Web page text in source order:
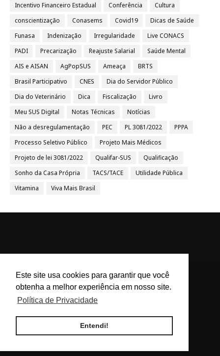
Este site usa cookies para garantir que você
obtenha a melhor experiência em nosso site.
Política de Privacidade
Entendi!
Incentivo Financeiro Estadual
Conferência
Cultura
conscientização
Conasems Covid19
Dicas de Saúde
Funasa
Indenização Irregularidade
Live CONACS
PADI
Precarização Reajuste Salarial
Saúde Mental
AIS e AISAN
AgPopSUS Ameaça
BRTS
Brasil Participativo
CNES
Dia do Servidor Público
Dia do Veterinário
Dica Fiscalização
Livro
Meu SUS Digital
Notas Técnicas
Notícias
Não a desregulamentação
PEC PL 3081/2022
PPPA
Processo Seletivo Público
Projeto Mais Médicos
Projeto de lei 3081/2022
Qualifar-SUS
Qualificação
Sonho da Casa Própria
TACS/TACE
Utilidade Pública
Vitamina
Viva Mais Brasil
ACS e ACE Brasil - Agentes
Comunitários de Saúde e
Endemias BR